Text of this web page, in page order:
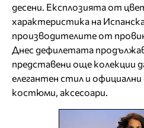
десени. Експлозията от
характеристика на
производителите от
Днес дефилетата
представени още колекции
елегантен стил и официални
костюми, аксесоари.